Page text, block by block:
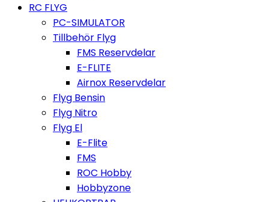
RC FLYG
PC-SIMULATOR
Tillbehör Flyg
FMS Reservdelar
E-FLITE
Airnox Reservdelar
Flyg Bensin
Flyg Nitro
Flyg El
E-Flite
FMS
ROC Hobby
Hobbyzone